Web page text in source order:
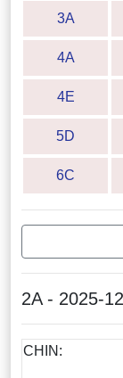
3A
4A
4E
5D
6C
2A - 2025-
CHIN: